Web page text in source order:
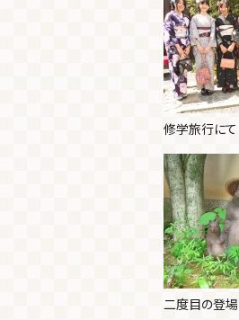
修学旅行にて
二度目の登場